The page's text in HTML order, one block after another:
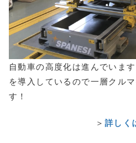
自動車の高度化は進んでいま
を導入しているので一層クル
す！
＞ 詳しく